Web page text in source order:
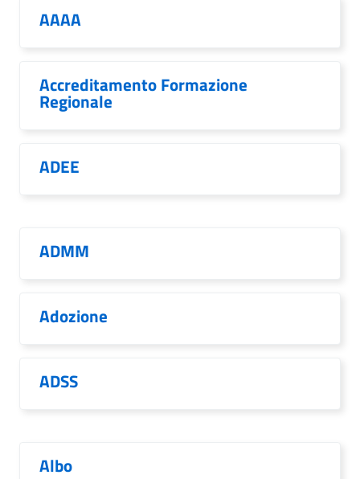
AAAA
Accreditamento Formazione
Regionale
ADEE
ADMM
Adozione
ADSS
Albo